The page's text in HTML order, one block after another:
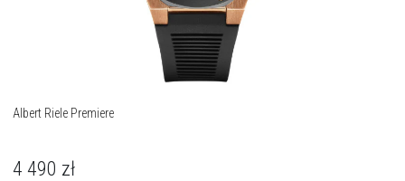
Albert Riele Premiere
4 490 zł